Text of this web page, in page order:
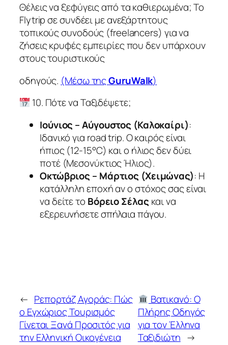
Θέλεις να ξεφύγεις από τα καθιερωμένα; Το
Flytrip σε συνδέει με ανεξάρτητους
τοπικούς συνοδούς (freelancers) για να
ζήσεις κρυφές εμπειρίες που δεν υπάρχουν
στους τουριστικούς
οδηγούς. (Μέσω τηςGuruWalk)
10. Πότε να Ταξιδέψετε;
Ιούνιος – Αύγουστος (Καλοκαίρι):
Ιδανικό για road trip. Ο καιρός είναι
ήπιος (12-15°C) και ο ήλιος δεν δύει
ποτέ (Μεσονύκτιος Ήλιος).
Οκτώβριος – Μάρτιος (Χειμώνας): Η
κατάλληλη εποχή αν ο στόχος σας είναι
να δείτε το Βόρειο Σέλας και να
εξερευνήσετε σπήλαια πάγου.
← Ρεπορτάζ Αγοράς: Πώς
ο Εγχώριος Τουρισμός
Γίνεται Ξανά Προσιτός για
την Ελληνική Οικογένεια
Βατικανό: Ο
Πλήρης Οδηγός
για τον Έλληνα
Ταξιδιώτη →